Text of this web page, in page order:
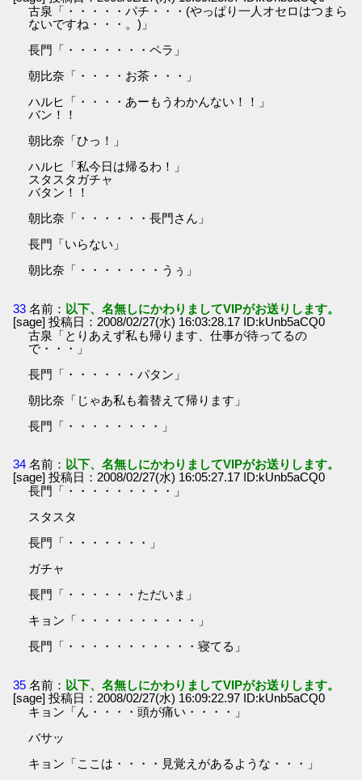
古泉「・・・・・パチ・・・(やっぱり一人オセロはつまら
ないですね・・・。)」
長門「・・・・・・・ペラ」
朝比奈「・・・・お茶・・・」
ハルヒ「・・・・あーもうわかんない！！」
バン！！
朝比奈「ひっ！」
ハルヒ「私今日は帰るわ！」
スタスタガチャ
バタン！！
朝比奈「・・・・・・長門さん」
長門「いらない」
朝比奈「・・・・・・・うぅ」
33 名前： 以下、名無しにかわりましてVIPがお送りします。
[sage] 投稿日：2008/02/27(水) 16:03:28.17 ID:kUnb5aCQ0
古泉「とりあえず私も帰ります、仕事が待ってるの
で・・・」
長門「・・・・・・パタン」
朝比奈「じゃあ私も着替えて帰ります」
長門「・・・・・・・・」
34 名前： 以下、名無しにかわりましてVIPがお送りします。
[sage] 投稿日：2008/02/27(水) 16:05:27.17 ID:kUnb5aCQ0
長門「・・・・・・・・・」
スタスタ
長門「・・・・・・・」
ガチャ
長門「・・・・・・ただいま」
キョン「・・・・・・・・・・」
長門「・・・・・・・・・・・寝てる」
35 名前： 以下、名無しにかわりましてVIPがお送りします。
[sage] 投稿日：2008/02/27(水) 16:09:22.97 ID:kUnb5aCQ0
キョン「ん・・・・頭が痛い・・・・」
バサッ
キョン「ここは・・・・見覚えがあるような・・・」